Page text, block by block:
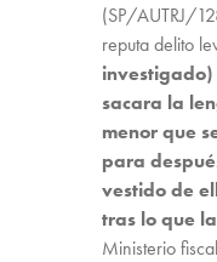
(SP/AUTRJ/
reputa delito
sacara la
menor que
para
vestido de
tras lo que
Ministerio